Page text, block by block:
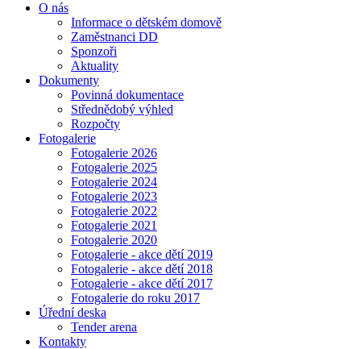
O nás
Informace o dětském domově
Zaměstnanci DD
Sponzoři
Aktuality
Dokumenty
Povinná dokumentace
Střednědobý výhled
Rozpočty
Fotogalerie
Fotogalerie 2026
Fotogalerie 2025
Fotogalerie 2024
Fotogalerie 2023
Fotogalerie 2022
Fotogalerie 2021
Fotogalerie 2020
Fotogalerie - akce dětí 2019
Fotogalerie - akce dětí 2018
Fotogalerie - akce dětí 2017
Fotogalerie do roku 2017
Úřední deska
Tender arena
Kontakty